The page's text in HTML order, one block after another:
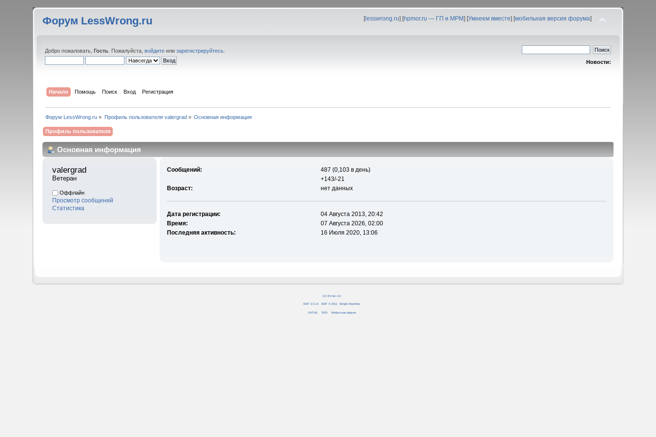
Форум LessWrong.ru [lesswrong.ru] [hpmor.ru — ГП и МРМ] [Умнеем вместе] [мобильная версия форума]
Добро пожаловать,Гость . Пожалуйста,войдите илизарегистрируйтесь
Новости:
Начало Помощь Поиск Вход Регистрация
Форум LessWrong.ru » Профиль пользователя valergrad» Основная информация
Профиль пользователя
Основная информация
valergrad
Ветеран
Оффлайн
Просмотр сообщений
Статистика
Сообщений:
487 (0,103 в день)
+143/-21
Возраст:
нет данных
Дата регистрации:
04 Августа 2013, 20:42
Время:
07 Августа 2026, 02:00
Последняя активность:
16 Июля 2020, 13:06
CC BY-SA 4.0
SMF 2.0.14 SMF © 2011 Simple Machines
XHTML RSS Мобильная версия